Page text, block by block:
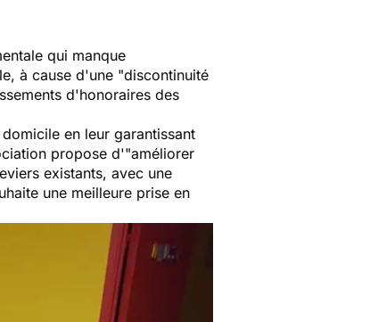
qui manque
à cause d'une "discontinuité
d'honoraires des
en leur garantissant
propose d'"améliorer
existants, avec une
une meilleure prise en